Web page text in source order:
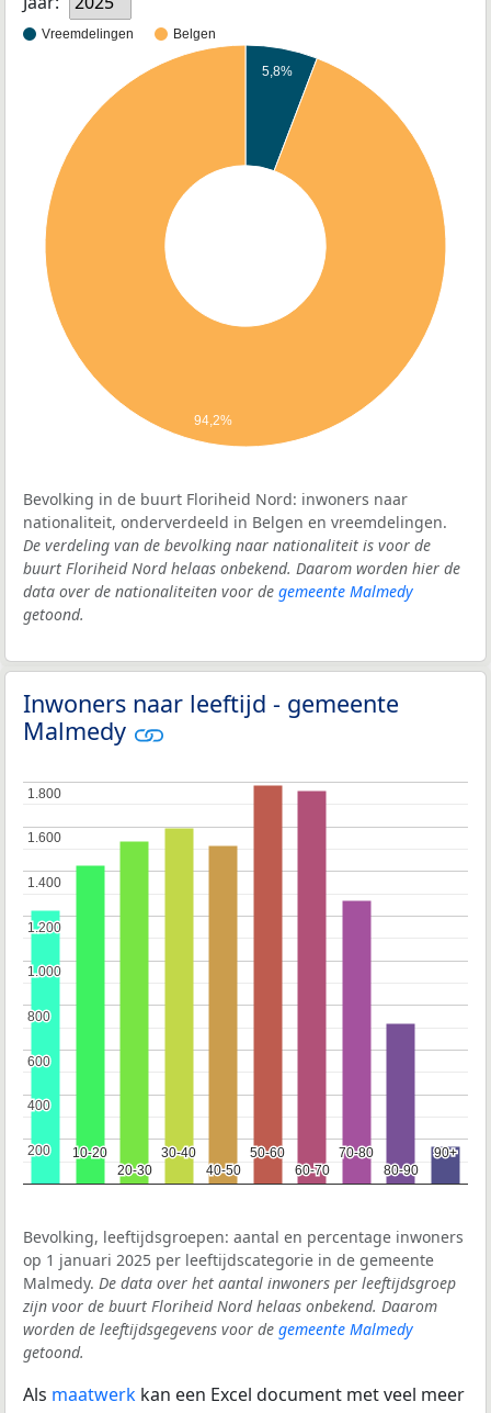
Vreemdelingen Belgen
5,8%
94,2%
Bevolking in de buurt Floriheid Nord: inwoners naar
nationaliteit, onderverdeeld in Belgen en vreemdelingen.
De verdeling van de bevolking naar nationaliteit is voor de
buurt Floriheid Nord helaas onbekend. Daarom worden hier de
data over de nationaliteiten voor de gemeente Malmedy
getoond.
Inwoners naar leeftijd - gemeente
Malmedy
10-20
10-20
20-30
20-30
30-40
30-40
40-50
40-50
50-60
50-60
60-70
60-70
70-80
70-80
80-90
80-90
90+
90+
200
200
400
400
600
600
800
800
1.000
1.000
1.200
1.200
1.400
1.400
1.600
1.600
1.800
1.800
Bevolking, leeftijdsgroepen: aantal en percentage inwoners
op 1 januari 2025 per leeftijdscategorie in de gemeente
Malmedy. De data over het aantal inwoners per leeftijdsgroep
zijn voor de buurt Floriheid Nord helaas onbekend. Daarom
worden de leeftijdsgegevens voor de gemeente Malmedy
getoond.
Als maatwerk kan een Excel document met veel meer